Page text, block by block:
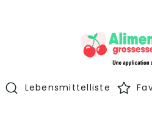
Lebensmittelliste